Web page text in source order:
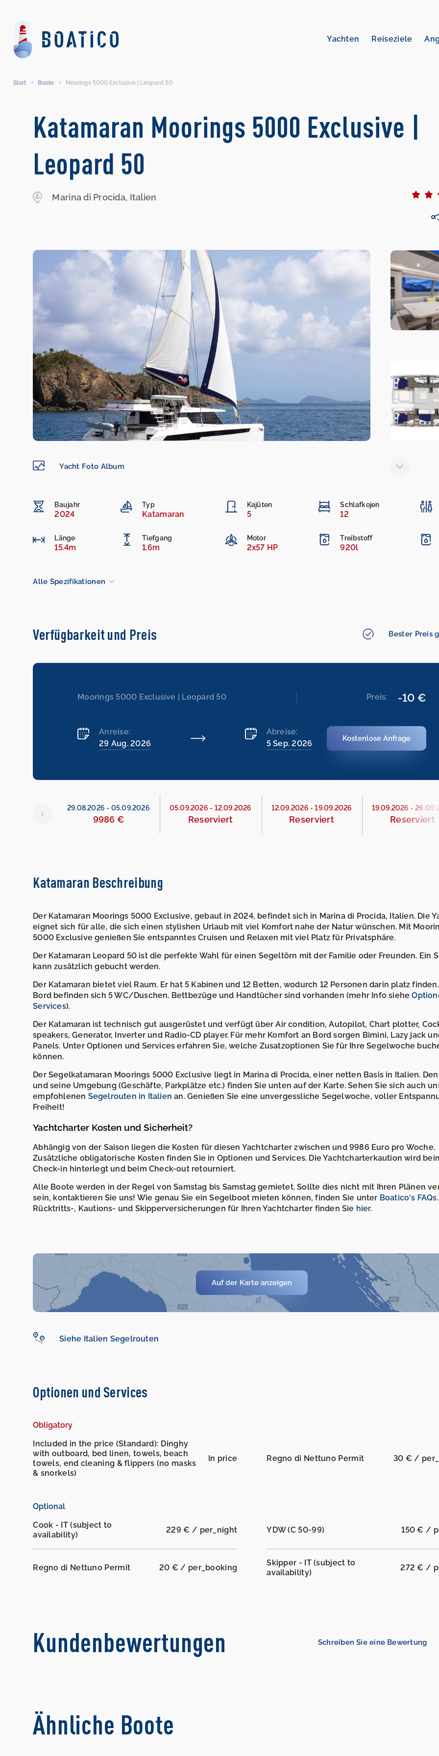
Yachten Reiseziele
Start Boote Moorings 5000 Exclusive | Leopard 50
Katamaran Moorings 5000 Exclusive |
Leopard 50
Marina di Procida, Italien
Yacht Foto Album
Baujahr
2024
Typ
Katamaran
Kajüten
5
Schlafkojen
12
Länge
15.4m
Tiefgang
1.6m
Motor
2x57 HP
Treibstoff
920l
Alle Spezifikationen
Verfügbarkeit und Preis Bester Preis
Moorings 5000 Exclusive | Leopard 50 Preis: -10 €
Anreise:
29 Aug. 2026
Abreise:
5 Sep. 2026
Kostenlose Anfrage
29.08.2026 - 05.09.2026
9986 €
05.09.2026 - 12.09.2026
Reserviert
12.09.2026 -19.09.2026
Reserviert
19.09.2026 -
Reserviert
Katamaran Beschreibung
Der Katamaran Moorings 5000 Exclusive, gebaut in 2024, befindet sich in Marina di Procida, Italien. Die
eignet sich für alle, die sich einen stylishen Urlaub mit viel Komfort nahe der Natur wünschen. Mit
5000 Exclusive genießen Sie entspanntes Cruisen und Relaxen mit viel Platz für Privatsphäre.
Der Katamaran Leopard 50 ist die perfekte Wahl für einen Segeltörn mit der Familie oder Freunden. Ein
kann zusätzlich gebucht werden.
Der Katamaran bietet viel Raum. Er hat 5 Kabinen und 12 Betten, wodurch 12 Personen darin platz
Bord befinden sich 5 WC/Duschen. Bettbezüge und Handtücher sind vorhanden (mehr Info siehe
Services).
Der Katamaran ist technisch gut ausgerüstet und verfügt über Air condition, Autopilot, Chart plotter,
speakers, Generator, Inverter und Radio-CD player. Für mehr Komfort an Bord sorgen Bimini, Lazy jack
Panels. Unter Optionen und Services erfahren Sie, welche Zusatzoptionen Sie für Ihre Segelwoche
können.
Der Segelkatamaran Moorings 5000 Exclusive liegt in Marina di Procida, einer netten Basis in Italien.
und seine Umgebung (Geschäfte, Parkplätze etc.) finden Sie unten auf der Karte. Sehen Sie sich auch
empfohlenen Segelrouten in Italien an. Genießen Sie eine unvergessliche Segelwoche, voller
Freiheit!
Yachtcharter Kosten und Sicherheit?
Abhängig von der Saison liegen die Kosten für diesen Yachtcharter zwischen und 9986 Euro pro Woche.
Zusätzliche obligatorische Kosten finden Sie in Optionen und Services. Die Yachtcharterkaution wird
Check-in hinterlegt und beim Check-out retourniert.
Alle Boote werden in der Regel von Samstag bis Samstag gemietet. Sollte dies nicht mit Ihren Plänen
sein, kontaktieren Sie uns! Wie genau Sie ein Segelboot mieten können, finden Sie unter Boatico's FAQs
Rücktritts-, Kautions- und Skipperversicherungen für Ihren Yachtcharter finden Sie hier.
Auf der Karte anzeigen
Siehe Italien Segelrouten
Optionen und Services
Obligatory
Included in the price (Standard): Dinghy
with outboard, bed linen, towels, beach
towels, end cleaning & flippers (no masks
& snorkels)
In price Regno di Nettuno Permit 30 € /
Optional
Cook - IT (subject to
availability)
229 € / per_night YDW (C 50-99) 150 € /
Regno di Nettuno Permit 20 € / per_booking
Skipper - IT (subject to
availability)
272 € /
Kundenbewertungen Schreiben Sie eine Bewertung
Ähnliche Boote